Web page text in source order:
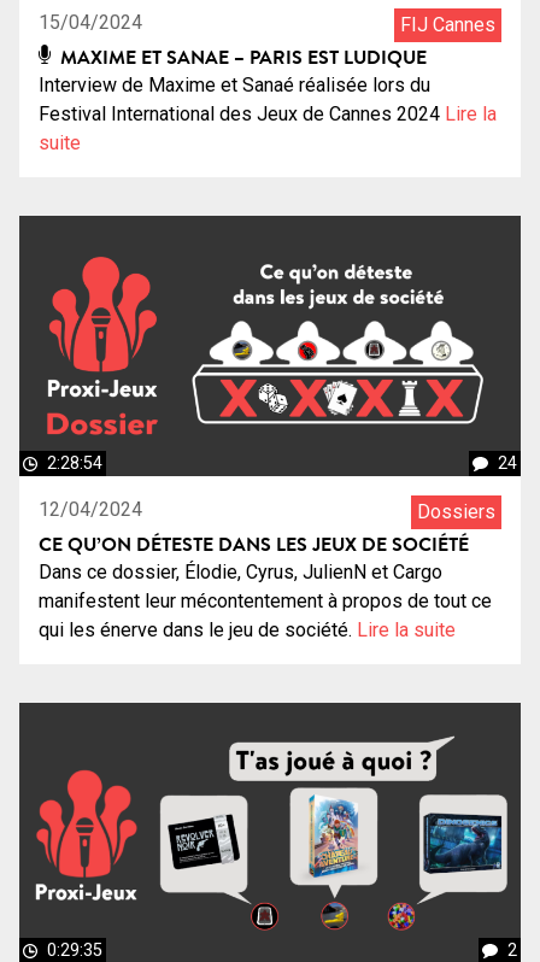
15/04/2024 FIJ Cannes
MAXIME ET SANAE – PARIS EST LUDIQUE
Interview de Maxime et Sanaé réalisée lors du
Festival International des Jeux de Cannes 2024 Lire la
suite
2:28:54 24
12/04/2024 Dossiers
CE QU’ON DÉTESTE DANS LES JEUX DE SOCIÉTÉ
Dans ce dossier, Élodie, Cyrus, JulienN et Cargo
manifestent leur mécontentement à propos de tout ce
qui les énerve dans le jeu de société. Lire la suite
0:29:35 2